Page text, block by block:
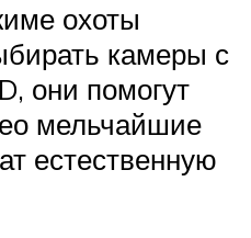
охоты
камеры с
они помогут
мельчайшие
естественную